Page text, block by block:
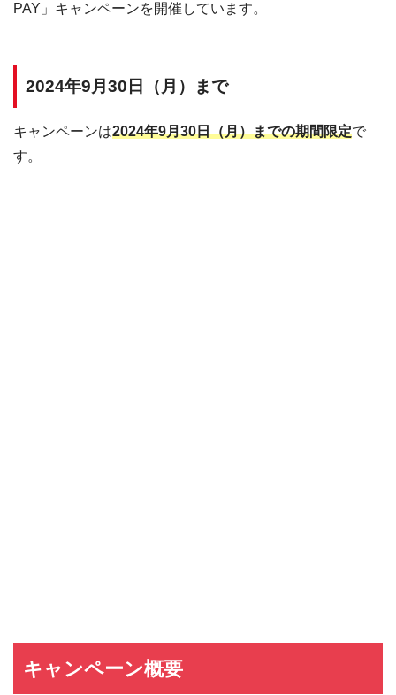
PAY」キャンペーンを開催しています。
2024年9月30日（月）まで
キャンペーンは2024年9月30日（月）までの期間限定で
す。
キャンペーン概要